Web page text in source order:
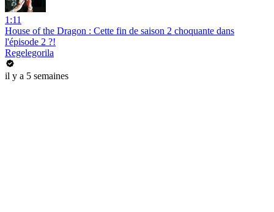
1:11
House of the Dragon : Cette fin de saison 2 choquante dans
l'épisode 2 ?!
Regelegorila
il y a 5 semaines